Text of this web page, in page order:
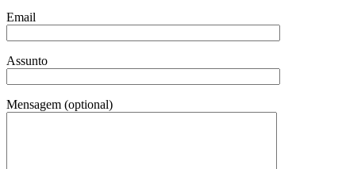
Email
Assunto
Mensagem (optional)